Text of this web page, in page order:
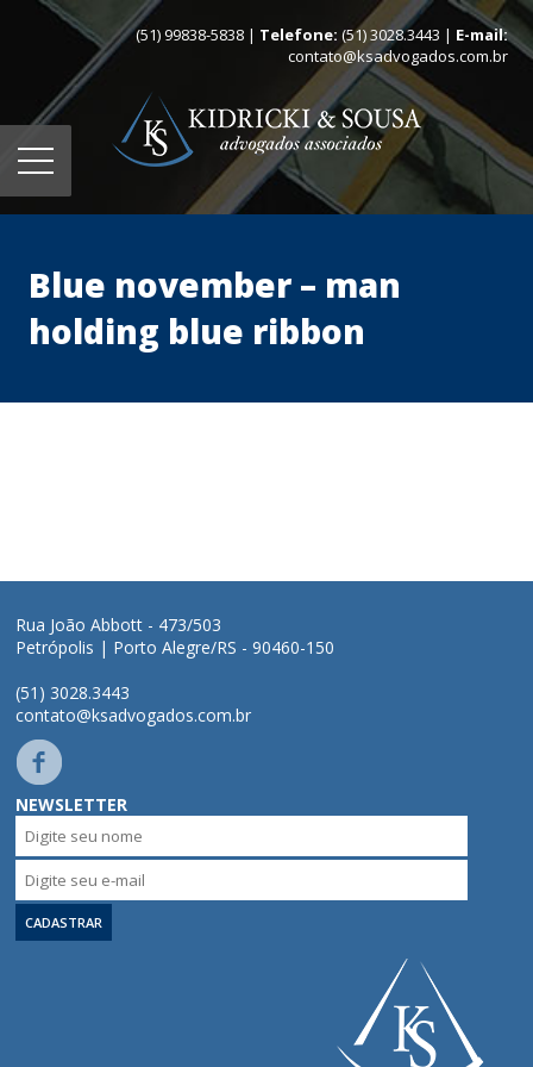
(51) 99838-5838 | Telefone: (51) 3028.3443 | E-mail:
contato@ksadvogados.com.br
Áreas de Atuação
Profissionais
Publicações
Blue november – man
holding blue ribbon
Rua João Abbott - 473/503
Petrópolis | Porto Alegre/RS - 90460-150
(51) 3028.3443
contato@ksadvogados.com.br
NEWSLETTER